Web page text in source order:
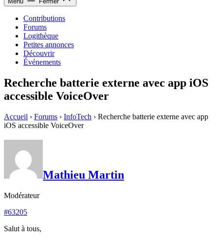
Contributions
Forums
Logithèque
Petites annonces
Découvrir
Événements
Recherche batterie externe avec app iOS
accessible VoiceOver
Accueil › Forums › InfoTech › Recherche batterie externe avec app
iOS accessible VoiceOver
Mathieu Martin
Modérateur
#63205
Salut à tous,